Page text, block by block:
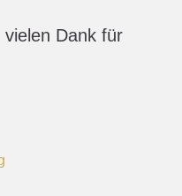
Dank für